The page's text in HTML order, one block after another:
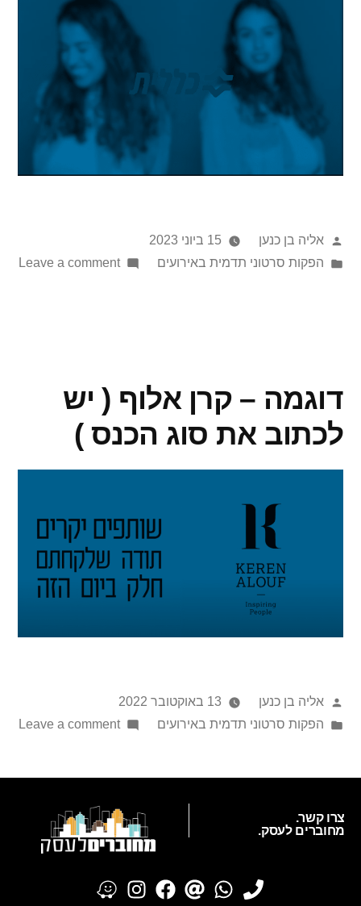
אליה בן כנען
15 ביוני 2023
הפקות סרטוני תדמית באירועים
Leave a comment
דוגמה – קרן אלוף ( יש
לכתוב את סוג הכנס )
אליה בן כנען
13 באוקטובר 2022
הפקות סרטוני תדמית באירועים
Leave a comment
צרו קשר.
מחוברים לעסק.